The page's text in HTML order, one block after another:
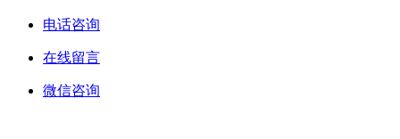
电话咨询
在线留言
微信咨询